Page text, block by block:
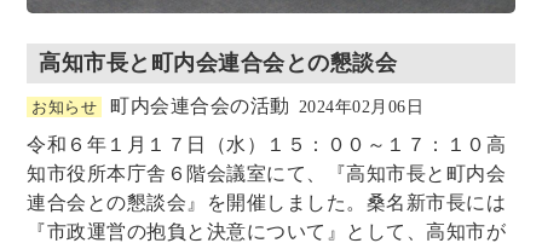
高知市長と町内会連合会との懇談会
お知らせ 町内会連合会の活動 2024年02月06日
令和６年１月１７日（水）１５：００～１７：１０高
知市役所本庁舎６階会議室にて、『高知市長と町内会
連合会との懇談会』を開催しました。桑名新市長には
『市政運営の抱負と決意について』として、高知市が